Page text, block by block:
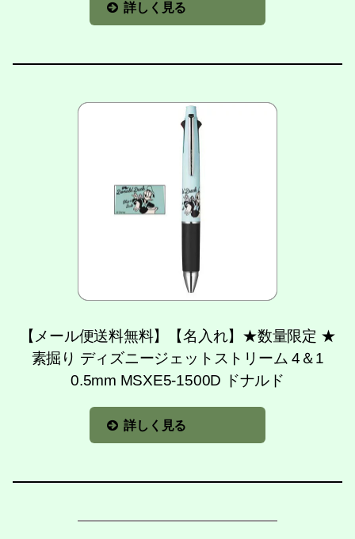
詳しく見る
【メール便送料無料】【名入れ】★数量限定 ★
素掘り ディズニージェットストリーム 4＆1
0.5mm MSXE5-1500D ドナルド
詳しく見る